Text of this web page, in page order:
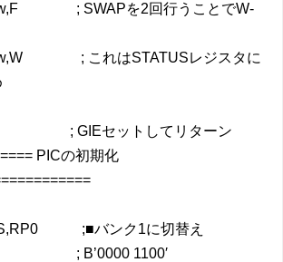
; SWAPを2回行うことでW-
; これはSTATUSレジスタに
セットしてリターン
PICの初期化
;■バンク1に切替え
; B’0000 1100′